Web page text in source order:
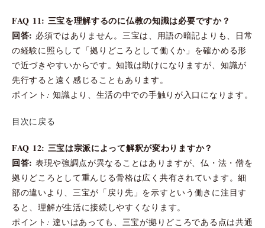
FAQ 11: 三宝を理解するのに仏教の知識は必要ですか？
回答: 必須ではありません。三宝は、用語の暗記よりも、日常
の経験に照らして「拠りどころとして働くか」を確かめる形
で近づきやすいからです。知識は助けになりますが、知識が
先行すると遠く感じることもあります。
ポイント: 知識より、生活の中での手触りが入口になります。
目次に戻る
FAQ 12: 三宝は宗派によって解釈が変わりますか？
回答: 表現や強調点が異なることはありますが、仏・法・僧を
拠りどころとして重んじる骨格は広く共有されています。細
部の違いより、三宝が「戻り先」を示すという働きに注目す
ると、理解が生活に接続しやすくなります。
ポイント: 違いはあっても、三宝が拠りどころである点は共通